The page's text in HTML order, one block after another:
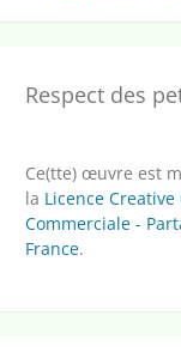
Respect des
Ce(tte) œuvre est
la Licence
Commerciale -
France.